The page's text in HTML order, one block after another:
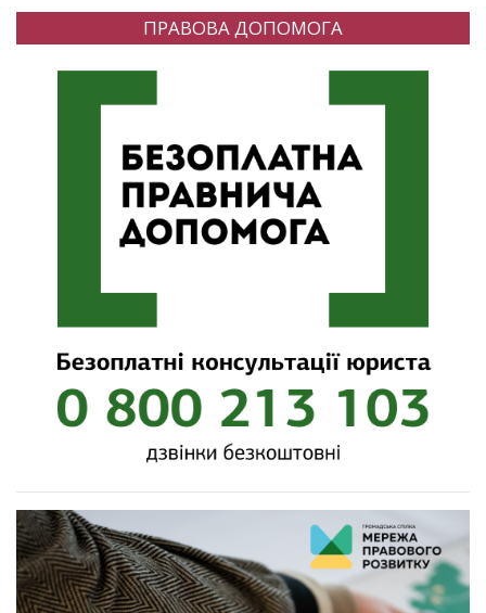
ПРАВОВА ДОПОМОГА